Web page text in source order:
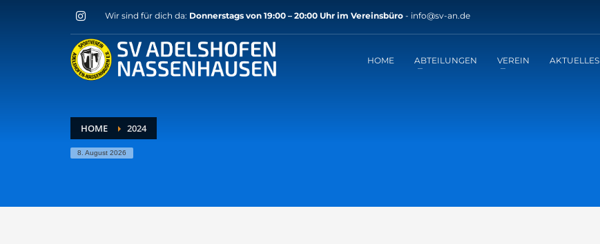
Archive
Mai 2026
September 2025
August 2025
Mai 2025
Wir sind für dich da: Donnerstags von 19:00 – 20:00 Uhr im Vereinsbüro - info@sv-an.de
HOME ABTEILUNGEN VEREIN AKTUELLES
HOME 2024
8. August 2026